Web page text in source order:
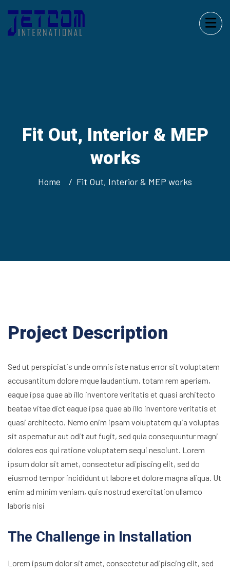
Fit Out, Interior & MEP
works
Home Fit Out, Interior & MEP works
Project Description
Sed ut perspiciatis unde omnis iste natus error sit voluptatem
accusantitum dolore mque laudantium, totam rem aperiam,
eaque ipsa quae ab illo inventore veritatis et quasi architecto
beatae vitae dict eaque ipsa quae ab illo inventore veritatis et
quasi architecto. Nemo enim ipsam voluptatem quia voluptas
sit aspernatur aut odit aut fugit, sed quia consequuntur magni
dolores eos qui ratione voluptatem sequi nesciunt. Lorem
ipsum dolor sit amet, consectetur adipiscing elit, sed do
eiusmod tempor incididunt ut labore et dolore magna aliqua. Ut
enim ad minim veniam, quis nostrud exercitation ullamco
laboris nisi
The Challenge in Installation
Lorem ipsum dolor sit amet, consectetur adipiscing elit, sed